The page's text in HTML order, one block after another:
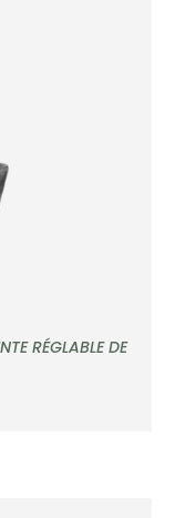
RÉGLABLE DE